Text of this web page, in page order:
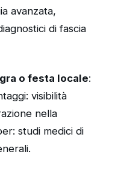
avanzata,
di fascia
o festa locale:
visibilità
nella
studi medici di